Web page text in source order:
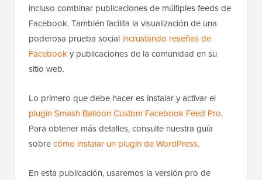
incluso combinar publicaciones de múltiples feeds de
Facebook. También facilita la visualización de una
poderosa prueba social incrustando reseñas de
Facebooky publicaciones de la comunidad en su
sitio web.
Lo primero que debe hacer es instalar y activar el
plugin Smash Balloon Custom Facebook Feed Pro.
Para obtener más detalles, consulte nuestra guía
sobrecómo instalar un plugin de WordPress.
En esta publicación, usaremos la versión pro de